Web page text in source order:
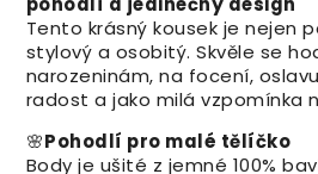
Tento krásný kousek je nejen
stylový a osobitý. Skvěle se
narozeninám, na focení,
radost a jako milá vzpomínka
🌸Pohodlí pro malé tělíčko
Body je ušité z jemné 100%